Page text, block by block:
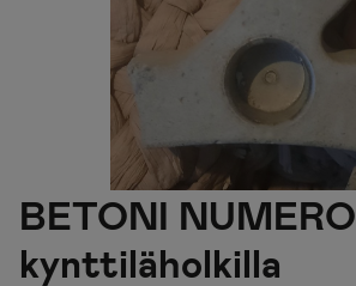
BETONI NUMERO
kynttiläholkilla